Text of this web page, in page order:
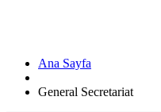
Ana Sayfa
General Secretariat